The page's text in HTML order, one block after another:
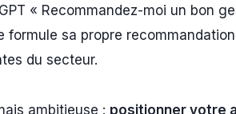
« Recommandez-moi un bon
formule sa propre
du secteur.
ambitieuse : positionner votre